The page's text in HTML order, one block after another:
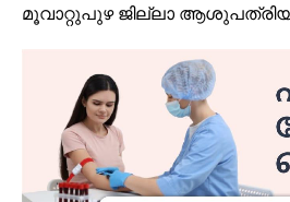
മൂവാറ്റുപുഴ ജില്ലാ